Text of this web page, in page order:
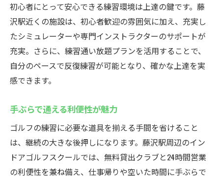
初心者にとって安心できる練習環境は上達の鍵です。藤
沢駅近くの施設は、初心者歓迎の雰囲気に加え、充実し
たシミュレーターや専門インストラクターのサポートが
充実。さらに、練習通い放題プランを活用することで、
自分のペースで反復練習が可能となり、確かな上達を実
感できます。
手ぶらで通える利便性が魅力
ゴルフの練習に必要な道具を揃える手間を省けること
は、継続の大きな後押しになります。藤沢駅周辺のイン
ドアゴルフスクールでは、無料貸出クラブと24時間営業
の利便性を兼ね備え、仕事帰りや空いた時間に手ぶらで